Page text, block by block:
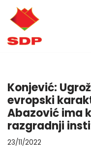
Skip
to
Konjević:
evropski
Abazović ima
razgradnji
23/11/2022